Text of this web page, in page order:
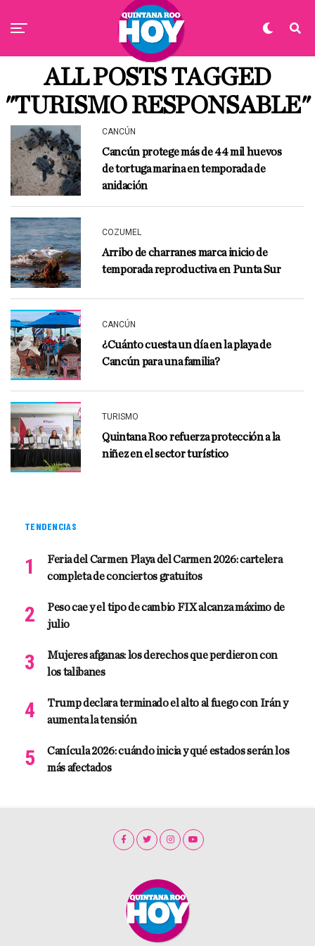
ALL POSTS TAGGED
"TURISMO RESPONSABLE"
CANCÚN
Cancún protege más de 44 mil huevos
de tortuga marina en temporada de
anidación
COZUMEL
Arribo de charranes marca inicio de
temporada reproductiva en Punta Sur
CANCÚN
¿Cuánto cuesta un día en la playa de
Cancún para una familia?
TURISMO
Quintana Roo refuerza protección a la
niñez en el sector turístico
TENDENCIAS
Feria del Carmen Playa del Carmen 2026: cartelera
completa de conciertos gratuitos
Peso cae y el tipo de cambio FIX alcanza máximo de
julio
Mujeres afganas: los derechos que perdieron con
los talibanes
Trump declara terminado el alto al fuego con Irán y
aumenta la tensión
Canícula 2026: cuándo inicia y qué estados serán los
más afectados